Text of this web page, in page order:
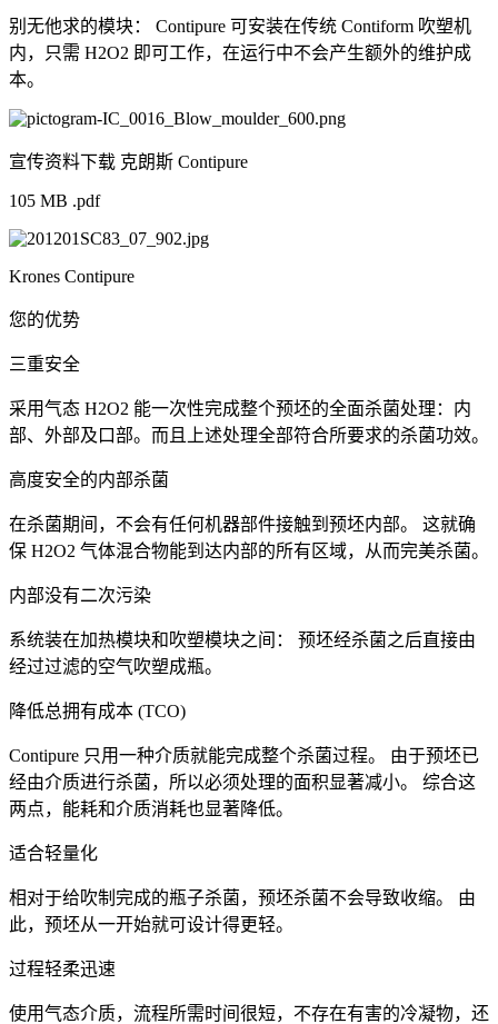
别无他求的模块： Contipure 可安装在传统 Contiform 吹塑机
内，只需 H2O2 即可工作，在运行中不会产生额外的维护成
本。
宣传资料下载 克朗斯 Contipure
105 MB .pdf
Krones Contipure
您的优势
三重安全
采用气态 H2O2 能一次性完成整个预坯的全面杀菌处理：内
部、外部及口部。而且上述处理全部符合所要求的杀菌功效。
高度安全的内部杀菌
在杀菌期间，不会有任何机器部件接触到预坯内部。 这就确
保 H2O2 气体混合物能到达内部的所有区域，从而完美杀菌。
内部没有二次污染
系统装在加热模块和吹塑模块之间： 预坯经杀菌之后直接由
经过过滤的空气吹塑成瓶。
降低总拥有成本 (TCO)
Contipure 只用一种介质就能完成整个杀菌过程。 由于预坯已
经由介质进行杀菌，所以必须处理的面积显著减小。 综合这
两点，能耗和介质消耗也显著降低。
适合轻量化
相对于给吹制完成的瓶子杀菌，预坯杀菌不会导致收缩。 由
此，预坯从一开始就可设计得更轻。
过程轻柔迅速
使用气态介质，流程所需时间很短，不存在有害的冷凝物，还